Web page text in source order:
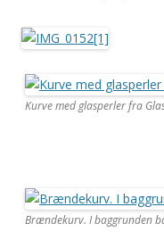
Kurve med glasperler fra
Brændekurv. I baggrunden